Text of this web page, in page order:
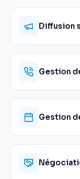
Diffusion
Gestion
Gestion